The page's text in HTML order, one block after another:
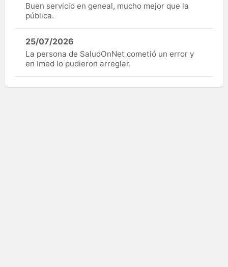
Buen servicio en geneal, mucho mejor que la
pública.
25/07/2026
La persona de SaludOnNet cometió un error y
en Imed lo pudieron arreglar.